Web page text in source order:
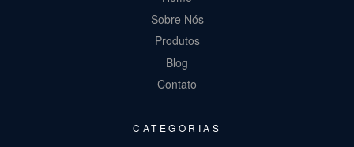
Sobre Nós
Produtos
Blog
Contato
CATEGORIAS